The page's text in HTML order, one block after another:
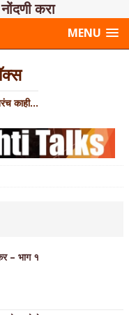
करा
MENU
काही...
– भाग १